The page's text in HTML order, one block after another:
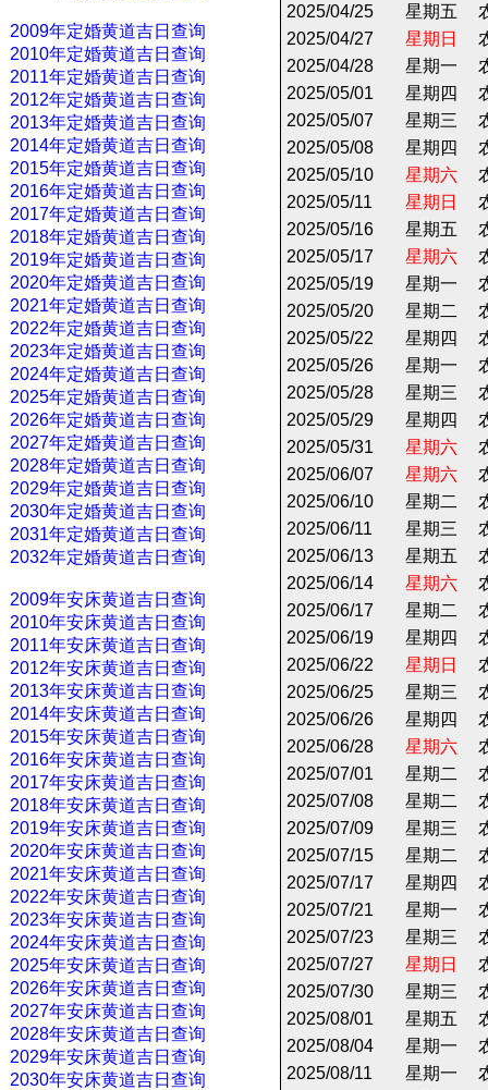
2009年定婚黄道吉日查询
2010年定婚黄道吉日查询
2011年定婚黄道吉日查询
2012年定婚黄道吉日查询
2013年定婚黄道吉日查询
2014年定婚黄道吉日查询
2015年定婚黄道吉日查询
2016年定婚黄道吉日查询
2017年定婚黄道吉日查询
2018年定婚黄道吉日查询
2019年定婚黄道吉日查询
2020年定婚黄道吉日查询
2021年定婚黄道吉日查询
2022年定婚黄道吉日查询
2023年定婚黄道吉日查询
2024年定婚黄道吉日查询
2025年定婚黄道吉日查询
2026年定婚黄道吉日查询
2027年定婚黄道吉日查询
2028年定婚黄道吉日查询
2029年定婚黄道吉日查询
2030年定婚黄道吉日查询
2031年定婚黄道吉日查询
2032年定婚黄道吉日查询
2009年安床黄道吉日查询
2010年安床黄道吉日查询
2011年安床黄道吉日查询
2012年安床黄道吉日查询
2013年安床黄道吉日查询
2014年安床黄道吉日查询
2015年安床黄道吉日查询
2016年安床黄道吉日查询
2017年安床黄道吉日查询
2018年安床黄道吉日查询
2019年安床黄道吉日查询
2020年安床黄道吉日查询
2021年安床黄道吉日查询
2022年安床黄道吉日查询
2023年安床黄道吉日查询
2024年安床黄道吉日查询
2025年安床黄道吉日查询
2026年安床黄道吉日查询
2027年安床黄道吉日查询
2028年安床黄道吉日查询
2029年安床黄道吉日查询
2030年安床黄道吉日查询
2025/04/25
星期五
2025/04/27
星期日
2025/04/28
星期一
2025/05/01
星期四
2025/05/07
星期三
2025/05/08
星期四
2025/05/10
星期六
2025/05/11
星期日
2025/05/16
星期五
2025/05/17
星期六
2025/05/19
星期一
2025/05/20
星期二
2025/05/22
星期四
2025/05/26
星期一
2025/05/28
星期三
2025/05/29
星期四
2025/05/31
星期六
2025/06/07
星期六
2025/06/10
星期二
2025/06/11
星期三
2025/06/13
星期五
2025/06/14
星期六
2025/06/17
星期二
2025/06/19
星期四
2025/06/22
星期日
2025/06/25
星期三
2025/06/26
星期四
2025/06/28
星期六
2025/07/01
星期二
2025/07/08
星期二
2025/07/09
星期三
2025/07/15
星期二
2025/07/17
星期四
2025/07/21
星期一
2025/07/23
星期三
2025/07/27
星期日
2025/07/30
星期三
2025/08/01
星期五
2025/08/04
星期一
2025/08/11
星期一